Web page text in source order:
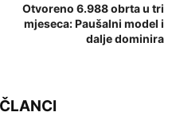
Otvoreno 6.988 obrta u tri
mjeseca: Paušalni model i
dalje dominira